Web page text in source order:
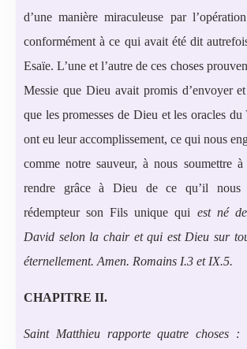
d’une manière miraculeuse par
conformément à ce qui avait été dit
Esaïe. L’une et l’autre de ces choses
Messie que Dieu avait promis d’envoyer
que les promesses de Dieu et les oracles
ont eu leur accomplissement, ce qui nous
comme notre sauveur, à nous soumettre
rendre grâce à Dieu de ce qu’il nous
rédempteur son Fils unique qui est né
David selon la chair et qui est Dieu sur
éternellement. Amen. Romains I.3 et IX.5.
CHAPITRE II.
Saint Matthieu rapporte quatre choses :